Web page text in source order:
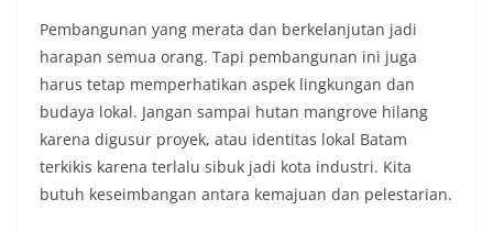
Pembangunan yang merata dan berkelanjutan jadi
harapan semua orang. Tapi pembangunan ini juga
harus tetap memperhatikan aspek lingkungan dan
budaya lokal. Jangan sampai hutan mangrove hilang
karena digusur proyek, atau identitas lokal Batam
terkikis karena terlalu sibuk jadi kota industri. Kita
butuh keseimbangan antara kemajuan dan pelestarian.